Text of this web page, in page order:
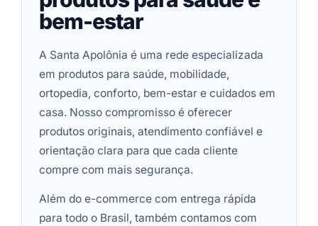
bem-estar
A Santa Apolônia é uma rede especializada
em produtos para saúde, mobilidade,
ortopedia, conforto, bem-estar e cuidados em
casa. Nosso compromisso é oferecer
produtos originais, atendimento confiável e
orientação clara para que cada cliente
compre com mais segurança.
Além do e-commerce com entrega rápida
para todo o Brasil, também contamos com